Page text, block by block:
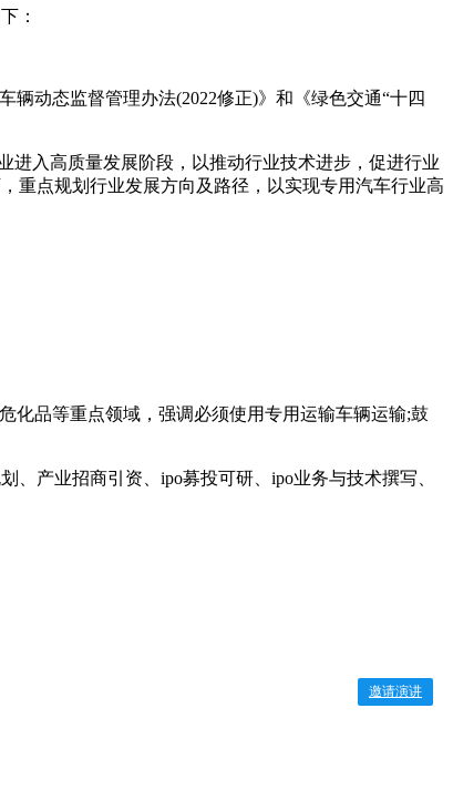
：
动态监督管理办法(2022修正)》和《绿色交通“十四
进入高质量发展阶段，以推动行业技术进步，促进行业
重点规划行业发展方向及路径，以实现专用汽车行业高
化品等重点领域，强调必须使用专用运输车辆运输;鼓
产业招商引资、ipo募投可研、ipo业务与技术撰写、
邀请演讲